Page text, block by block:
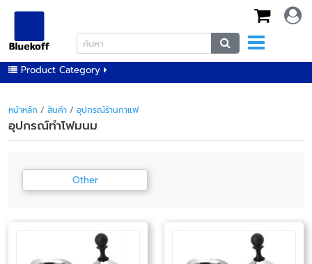
Product Category
หน้าหลัก / สินค้า / อุปกรณ์ร้านกาแฟ
อุปกรณ์ทำโฟมนม
Other